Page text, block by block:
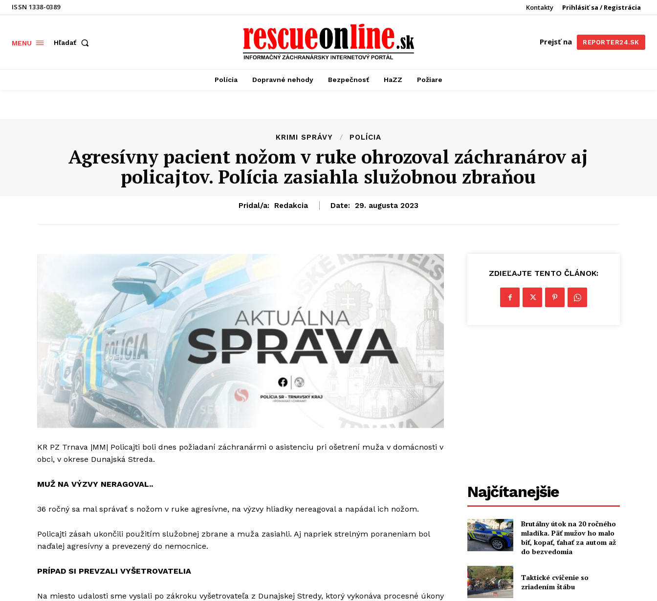
ISSN 1338-0389 Prihlásiť sa / Registrácia
Kontakty
MENU Hľadať Prejsť na REPORTER24.SK
Polícia Dopravné nehody Bezpečnosť HaZZ Požiare
KRIMI SPRÁVY POLÍCIA
Agresívny pacient nožom v ruke ohrozoval záchranárov aj
policajtov. Polícia zasiahla služobnou zbraňou
Pridal/a: Redakcia Date: 29. augusta 2023
KR PZ Trnava |MM| Policajti boli dnes požiadaní záchranármi o asistenciu pri ošetrení muža v domácnosti v
obci, v okrese Dunajská Streda.
MUŽ NA VÝZVY NERAGOVAL..
36 ročný sa mal správať s nožom v ruke agresívne, na výzvy hliadky nereagoval a napádal ich nožom.
Policajti zásah ukončili použitím služobnej zbrane a muža zasiahli. Aj napriek strelným poraneniam bol
naďalej agresívny a prevezený do nemocnice.
PRÍPAD SI PREVZALI VYŠETROVATELIA
Na miesto udalosti sme vyslali po zákroku vyšetrovateľa z Dunajskej Stredy, ktorý vykonáva procesné úkony
ZDIEĽAJTE TENTO ČLÁNOK:
Najčítanejšie
Brutálny útok na 20 ročného
mladíka. Päť mužov ho malo
biť, kopať, ťahať za autom až
do bezvedomia
Taktické cvičenie so
zriadením štábu